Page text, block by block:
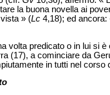
la buona novella ai
» (Lc 4,18); ed
volta predicato o in lui si
(17), a cominciare da
in tutti nel corso